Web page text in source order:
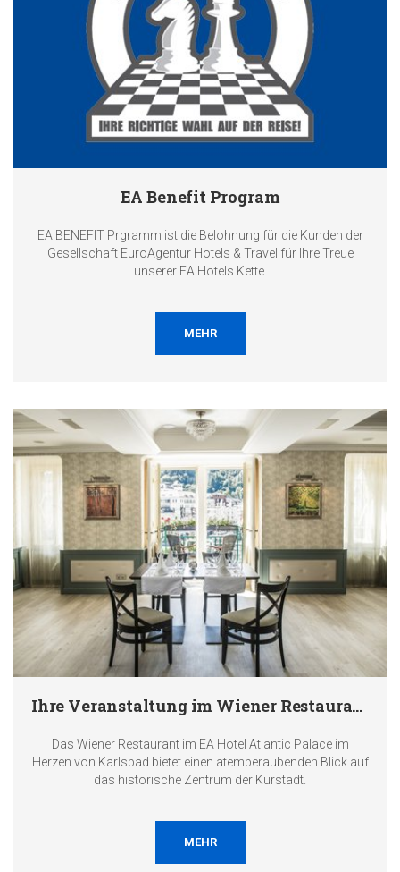
EA Benefit Program
EA BENEFIT Prgramm ist die Belohnung für die Kunden der
Gesellschaft EuroAgentur Hotels & Travel für Ihre Treue
unserer EA Hotels Kette.
MEHR
Ihre Veranstaltung im Wiener Restaurant
Das Wiener Restaurant im EA Hotel Atlantic Palace im
Herzen von Karlsbad bietet einen atemberaubenden Blick auf
das historische Zentrum der Kurstadt.
MEHR